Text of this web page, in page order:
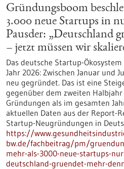
Gründungsboom
3.000 neue Startups in
Pausder: „Deutschland
– jetzt müssen wir
Das deutsche Startup-
Jahr 2026: Zwischen Januar und
neu gegründet. Das ist eine
gegenüber dem zweiten
Gründungen als im gesamten
aktuellen Daten aus der Report-
Startup-Neugründungen in
https://
bw.de/fachbeitrag/pm/
mehr-als-3000-neue-startups-
deutschland-gruendet-mehr-